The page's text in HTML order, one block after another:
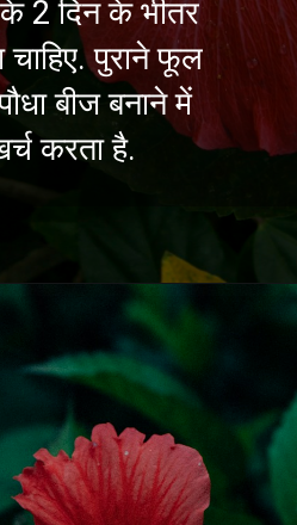
2 दिन के भीतर
चाहिए. पुराने फूल
बीज बनाने में
करता है.